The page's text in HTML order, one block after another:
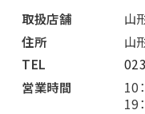
取扱店舗
山
住所
山
TEL
営業時間
10
19